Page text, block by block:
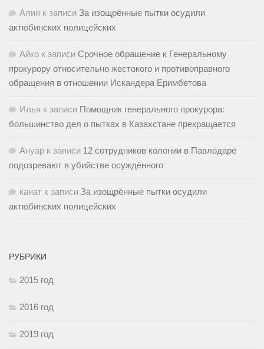
Алия к записи За изощрённые пытки осудили
актюбинских полицейских
Айко к записи Срочное обращение к Генеральному
прокурору относительно жестокого и противоправного
обращения в отношении Искандера Еримбетова
Илья к записи Помощник генерального прокурора:
большинство дел о пытках в Казахстане прекращается
Ануар к записи 12 сотрудников колонии в Павлодаре
подозревают в убийстве осуждённого
канат к записи За изощрённые пытки осудили
актюбинских полицейских
РУБРИКИ
2015 год
2016 год
2019 год